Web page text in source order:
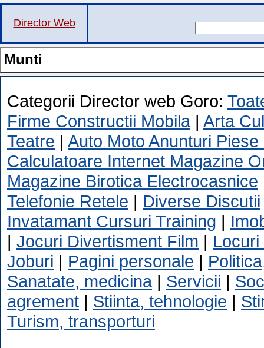
Director Web
Munti
Categorii Director web Goro:
Firme Constructii Mobila| Arta
Teatre | Auto Moto Anunturi
Calculatoare Internet Magazine
Magazine Birotica Electrocasnice
Telefonie Retele | Diverse Discutii
Invatamant Cursuri Training |
| Jocuri Divertisment Film |
Joburi | Pagini personale |
Sanatate, medicina| Servicii |
agrement | Stiinta, tehnologie |
Turism, transporturi